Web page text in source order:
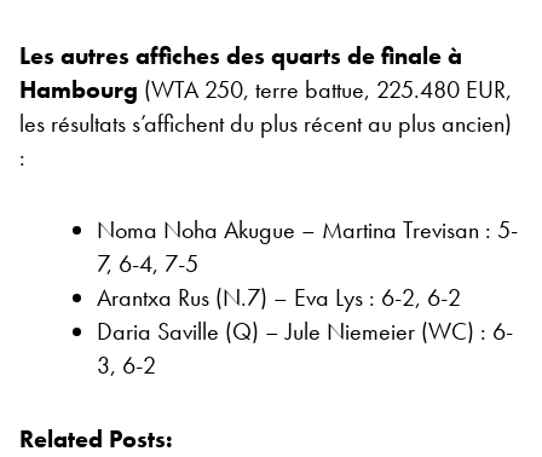
Les autres affiches des quarts de finale à
Hambourg (WTA 250, terre battue, 225.480 EUR,
les résultats s’affichent du plus récent au plus ancien)
:
Noma Noha Akugue – Martina Trevisan : 5-
7, 6-4, 7-5
Arantxa Rus (N.7) – Eva Lys : 6-2, 6-2
Daria Saville (Q) – Jule Niemeier (WC) : 6-
3, 6-2
Related Posts: